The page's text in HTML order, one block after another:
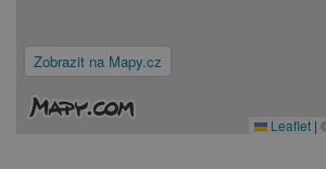
Zobrazit na Mapy.cz
Leaflet |